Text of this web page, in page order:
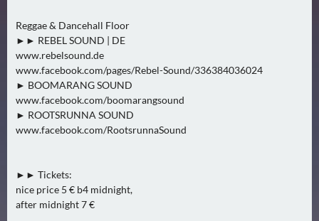
S
T
E
R
S
A
M
A
G
Reggae & Dancehall Floor
►► REBEL SOUND | DE
www.rebelsound.de
www.facebook.com/pages/Rebel-Sound/336384036024
► BOOMARANG SOUND
www.facebook.com/boomarangsound
► ROOTSRUNNA SOUND
www.facebook.com/RootsrunnaSound
►► Tickets:
nice price 5 € b4 midnight,
after midnight 7 €